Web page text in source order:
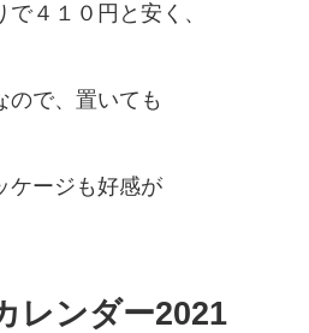
４１０円と安く、
ので、置いても
ケージも好感が
レンダー2021